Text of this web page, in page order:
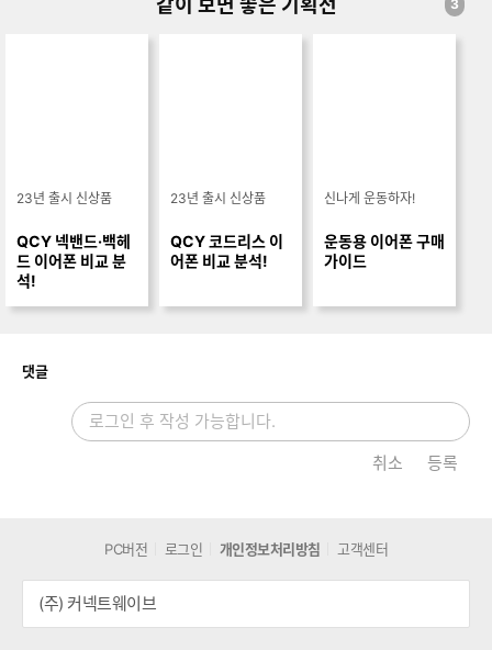
같이 보면 좋은 기획전 3
23년 출시 신상품
QCY 넥밴드·백헤
드 이어폰 비교 분
석!
23년 출시 신상품
QCY 코드리스 이
어폰 비교 분석!
신나게 운동하자!
운동용 이어폰 구매
가이드
댓글개
취소 등록
PC버전 로그인 개인정보처리방침 고객센터
(주) 커넥트웨이브